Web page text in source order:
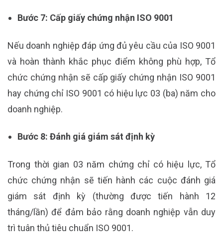
Bước 7: Cấp giấy chứng nhận ISO 9001
Nếu doanh nghiệp đáp ứng đủ yêu cầu của ISO 9001
và hoàn thành khắc phục điểm không phù hợp, Tổ
chức chứng nhận sẽ cấp giấy chứng nhận ISO 9001
hay chứng chỉ ISO 9001 có hiệu lực 03 (ba) năm cho
doanh nghiệp.
Bước 8: Đánh giá giám sát định kỳ
Trong thời gian 03 năm chứng chỉ có hiệu lực, Tổ
chức chứng nhận sẽ tiến hành các cuộc đánh giá
giám sát định kỳ (thường được tiến hành 12
tháng/lần) để đảm bảo rằng doanh nghiệp vẫn duy
trì tuân thủ tiêu chuẩn ISO 9001.